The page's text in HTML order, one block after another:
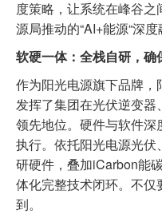
度策略，让系统在峰谷
源局推动的“AI+能源“深度
软硬一体：全栈自研，
作为阳光电源旗下品牌
发挥了集团在光伏逆变
领先地位。硬件与软件
执行。依托阳光电源光
研硬件，叠加iCarbon能
体化完整技术闭环。不
到。